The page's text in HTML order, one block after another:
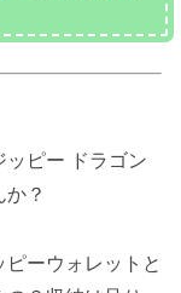
ッピー ドラゴン
？
ーウォレットと